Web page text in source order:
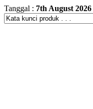
Tanggal : 7th August 2026